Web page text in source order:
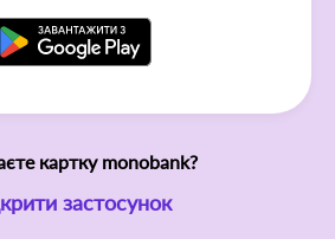
картку monobank?
застосунок